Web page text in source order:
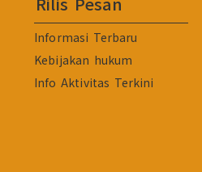
Informasi Terbaru
Kebijakan hukum
Info Aktivitas Terkini